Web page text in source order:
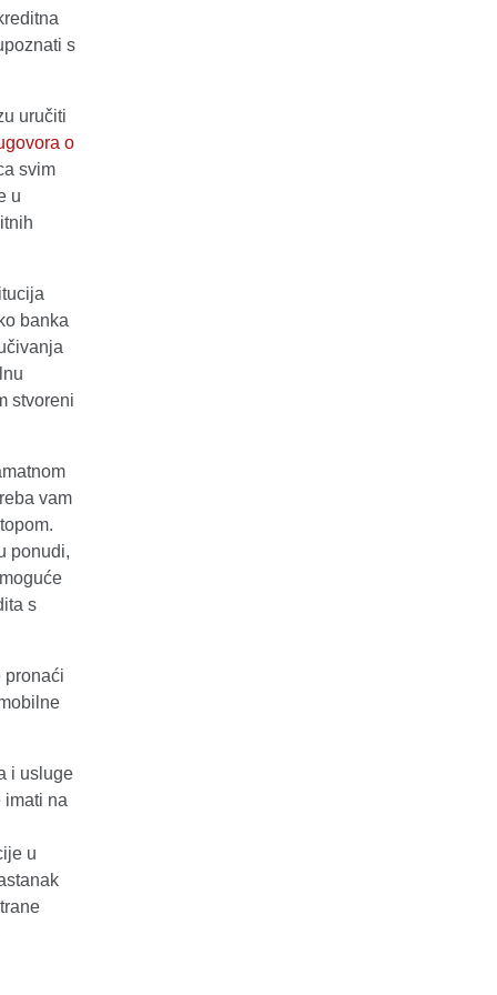
s
uručiti
o
svim
u
banka
stvoreni
vam
ponudi,
s
pronaći
i usluge
imati na
u